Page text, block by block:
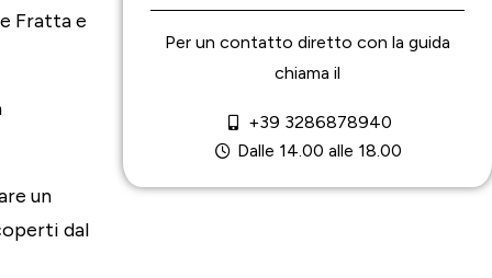
Fratta e
un
dal
Per un contatto diretto con la guida
chiama il
+39 3286878940
Dalle 14.00 alle 18.00